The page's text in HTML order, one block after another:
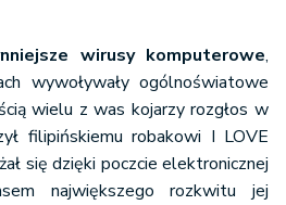
wirusy komputerowe,
wywoływały ogólnoświatowe
wielu z was kojarzy rozgłos w
filipińskiemu robakowi I LOVE
się dzięki poczcie elektronicznej
największego rozkwitu jej